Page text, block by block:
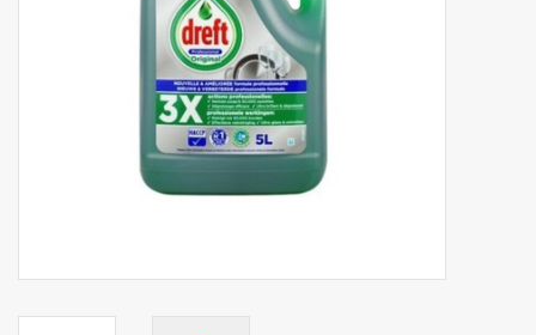
Bonbons pour la bonbonnière
Rouleaux de caisse thermiques
Produits d'hygiène